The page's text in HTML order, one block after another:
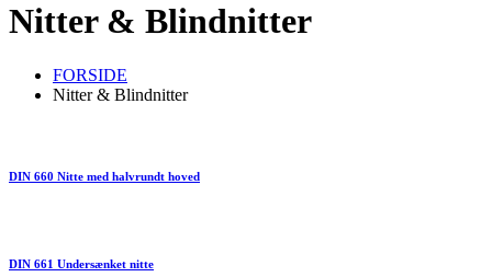
Nitter & Blindnitter
FORSIDE
Nitter & Blindnitter
DIN 660 Nitte med halvrundt hoved
DIN 661 Undersænket nitte